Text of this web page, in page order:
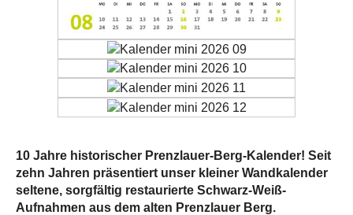
10 Jahre historischer Prenzlauer-Berg-Kalender! Seit
zehn Jahren präsentiert unser kleiner Wandkalender
seltene, sorgfältig restaurierte Schwarz-Weiß-
Aufnahmen aus dem alten Prenzlauer Berg.